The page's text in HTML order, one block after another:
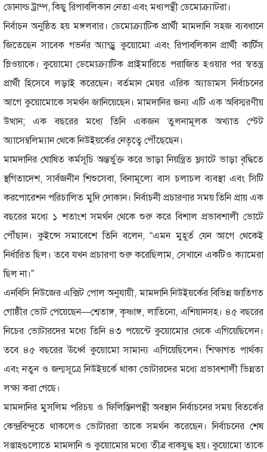
ডোনাল্ড ট্রাম্প, কিছু রিপাবলিকান নেতা এবং মধ্যপন্থী ডেমোক্র্যাটরা।
নির্বাচন অনুষ্ঠিত হয় মঙ্গলবার। ডেমোক্র্যাটিক প্রার্থী মামদানি সহজ ব্যবধানে
জিতেছেন সাবেক গভর্নর অ্যান্ড্রু কুয়োমো এবং রিপাবলিকান প্রার্থী কার্টিস
স্লিওয়াকে। কুয়োমো ডেমোক্র্যাটিক প্রাইমারিতে পরাজিত হওয়ার পর স্বতন্ত্র
প্রার্থী হিসেবে লড়াই করেছেন। বর্তমান মেয়র এরিক অ্যাডামস নির্বাচনের
আগে কুয়োমোকে সমর্থন জানিয়েছেন। মামদানির জন্য এটি এক অবিস্মরণীয়
উত্থান; এক বছরের মধ্যে তিনি একজন তুলনামূলক অখ্যাত স্টেট
অ্যাসেম্বলিম্যান থেকে নিউইয়র্কের নেতৃত্বে পৌঁছেছেন।
মামদানির ঘোষিত কর্মসূচি অন্তর্ভুক্ত করে ভাড়া নিয়ন্ত্রিত ফ্ল্যাটে ভাড়া বৃদ্ধিতে
স্থগিতাদেশ, সার্বজনীন শিশুসেবা, বিনামূল্যে বাস চলাচল ব্যবস্থা এবং সিটি
করপোরেশন পরিচালিত মুদি দোকান। নির্বাচনী প্রচারণার সময় তিনি প্রায় এক
বছরের মধ্যে ১ শতাংশ সমর্থন থেকে শুরু করে বিশাল প্রভাবশালী ভোটে
পৌঁছান। কুইন্সে সমাবেশে তিনি বলেন, “এমন মুহূর্ত যেন আগে থেকেই
নির্ধারিত ছিল। তবে যখন প্রচারণা শুরু করেছিলাম, সেখানে একটিও ক্যামেরা
ছিল না।”
এনবিসি নিউজের এক্সিট পোল অনুযায়ী, মামদানি নিউইয়র্কের বিভিন্ন জাতিগত
গোষ্ঠীর ভোট পেয়েছেন—শ্বেতাঙ্গ, কৃষ্ণাঙ্গ, লাতিনো, এশিয়ানসহ। ৪৫ বছরের
নিচের ভোটারদের মধ্যে তিনি ৪৩ পয়েন্টে কুয়োমোর থেকে এগিয়েছিলেন।
তবে ৪৫ বছরের ঊর্ধ্বে কুয়োমো সামান্য এগিয়েছিলেন। শিক্ষাগত পার্থক্য
এবং নতুন ও জন্মসূত্রে নিউইয়র্কে থাকা ভোটারদের মধ্যে প্রভাবশালী ভিন্নতা
লক্ষ্য করা গেছে।
মামদানির মুসলিম পরিচয় ও ফিলিস্তিনপন্থী অবস্থান নির্বাচনের সময় বিতর্কের
কেন্দ্রবিন্দুতে থাকলেও ভোটাররা তাকে সমর্থন করেছেন। নির্বাচনের শেষ
সপ্তাহগুলোতে মামদানি ও কুয়োমোর মধ্যে তীব্র বাকযুদ্ধ হয়। কুয়োমো তাকে